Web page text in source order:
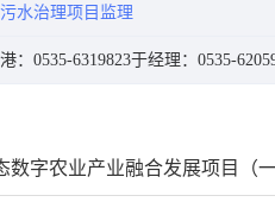
水治理项目监理
：0535-6319823于经理：0535-
数字农业产业融合发展项目